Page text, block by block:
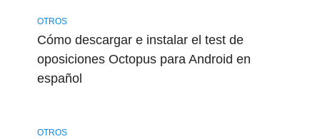
OTROS
Cómo descargar e instalar el test de
oposiciones Octopus para Android en
español
OTROS